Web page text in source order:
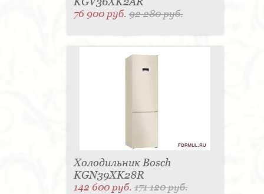
76 900 руб.92 280 руб.
Холодильник Bosch
KGN39XK28R
142 600 руб.171 120 руб.